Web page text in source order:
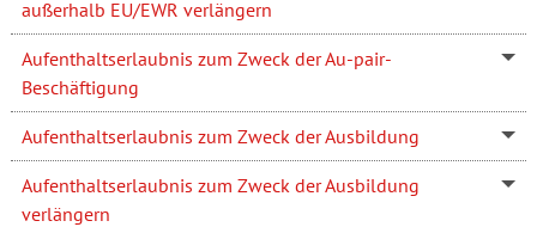
außerhalb EU/EWR verlängern
Aufenthaltserlaubnis zum Zweck der Au-pair-
Beschäftigung
Aufenthaltserlaubnis zum Zweck der Ausbildung
Aufenthaltserlaubnis zum Zweck der Ausbildung
verlängern